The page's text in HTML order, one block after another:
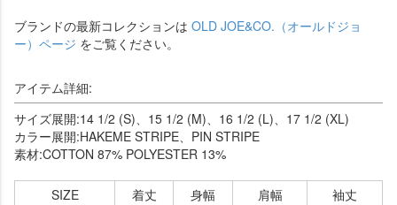
ブランドの最新コレクションは OLD JOE&CO.（オールドジョ
ー）ページ をご覧ください。
アイテム詳細:
サイズ展開:14 1/2 (S)、15 1/2 (M)、16 1/2 (L)、17 1/2 (XL)
カラー展開:HAKEME STRIPE、PIN STRIPE
素材:COTTON 87% POLYESTER 13%
SIZE 着丈 身幅 肩幅 袖丈